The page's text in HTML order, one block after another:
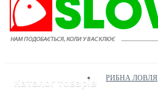
Каталог товарів РИБНА ЛОВЛЯ